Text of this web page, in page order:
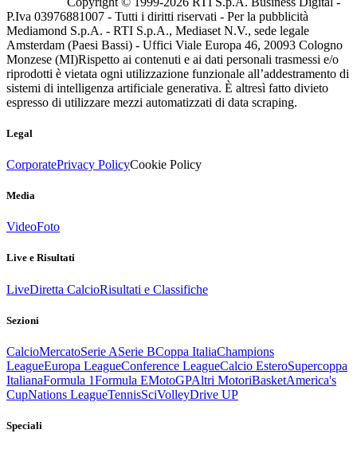
P.Iva 03976881007 - Tutti i diritti riservati - Per la pubblicità
Mediamond S.p.A. - RTI S.p.A., Mediaset N.V., sede legale
Amsterdam (Paesi Bassi) - Uffici Viale Europa 46, 20093 Cologno
Monzese (MI)Rispetto ai contenuti e ai dati personali trasmessi e/o
riprodotti è vietata ogni utilizzazione funzionale all’addestramento di
sistemi di intelligenza artificiale generativa. È altresì fatto divieto
espresso di utilizzare mezzi automatizzati di data scraping.
Legal
CorporatePrivacy PolicyCookie Policy
Media
VideoFoto
Live e Risultati
LiveDiretta CalcioRisultati e Classifiche
Sezioni
CalcioMercatoSerie ASerie BCoppa ItaliaChampions
LeagueEuropa LeagueConference LeagueCalcio EsteroSupercoppa
ItalianaFormula 1Formula EMotoGPAltri MotoriBasketAmerica's
CupNations LeagueTennisSciVolleyDrive UP
Speciali